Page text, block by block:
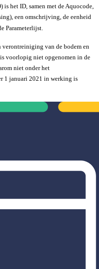
is het ID, samen met de Aquocode,
een omschrijving, de eenheid
Parameterlijst.
van de bodem en
voorlopig niet opgenomen in de
niet onder het
1 januari 2021 in werking is